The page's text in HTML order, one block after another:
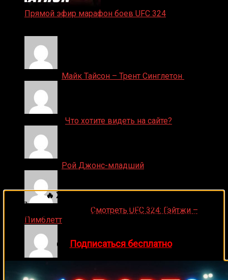
Прямой эфир марафон боев UFC 324
Майк Тайсон – Трент Синглетон
Что хотите видеть на сайте?
Рой Джонс-младший
Смотреть UFC 324: Гэйтжи –
Пимблетт
Смотреть UFC 322 Делла Маддалена –
Махачев
🔥 Хочешь зарабатывать на спорте?
Подписывайся на наш Telegram-канал 1Sports
прогнозы на единоборства и другие виды спорта
👉 Подписаться бесплатно